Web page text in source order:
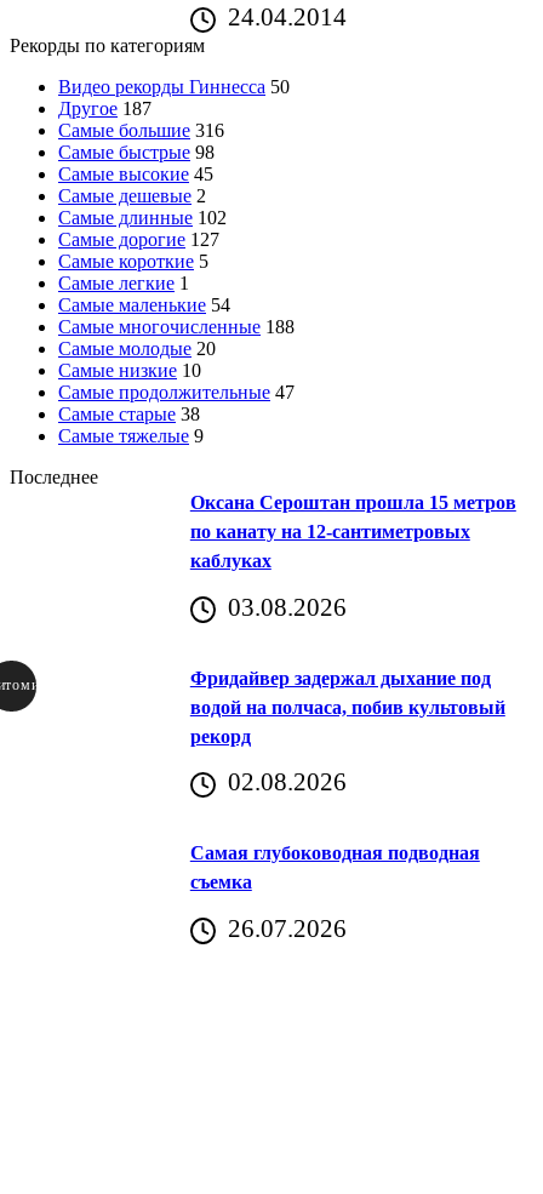
24.04.2014
Рекорды по категориям
Видео рекорды Гиннесса 50
Другое 187
Самые большие 316
Самые быстрые 98
Самые высокие 45
Самые дешевые 2
Самые длинные 102
Самые дорогие 127
Самые короткие 5
Самые легкие 1
Самые маленькие 54
Самые многочисленные 188
Самые молодые 20
Самые низкие 10
Самые продолжительные 47
Самые старые 38
Самые тяжелые 9
Последнее
Оксана Сероштан прошла 15 метров
по канату на 12-сантиметровых
каблуках
03.08.2026
Фридайвер задержал дыхание под
водой на полчаса, побив культовый
рекорд
02.08.2026
Самая глубоководная подводная
съемка
26.07.2026